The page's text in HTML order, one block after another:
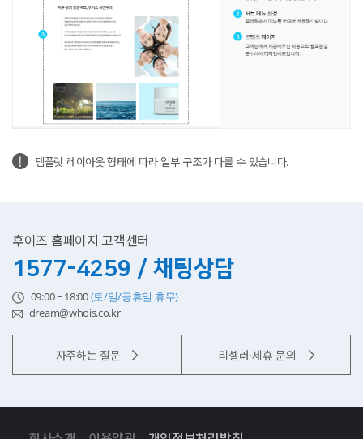
템플릿 레이아웃 형태에 따라 일부 구조가 다를 수 있습니다.
후이즈 홈페이지 고객센터
1577-4259 / 채팅상담
09:00 ~ 18:00(토/일/공휴일 휴무)
dream@whois.co.kr
자주하는 질문 리셀러·제휴 문의